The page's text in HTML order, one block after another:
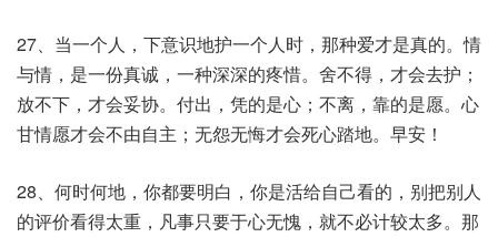
27、当一个人，下意识地护一个人时，那种爱才是真的。情
与情，是一份真诚，一种深深的疼惜。舍不得，才会去护；
放不下，才会妥协。付出，凭的是心；不离，靠的是愿。心
甘情愿才会不由自主；无怨无悔才会死心踏地。早安！
28、何时何地，你都要明白，你是活给自己看的，别把别人
的评价看得太重，凡事只要于心无愧，就不必计较太多。那